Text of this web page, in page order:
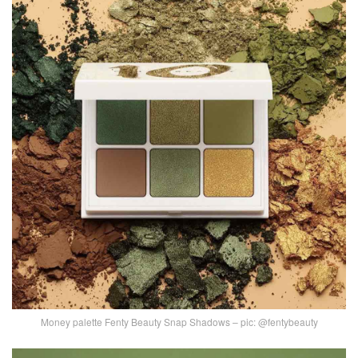
Money palette Fenty Beauty Snap Shadows – pic: @fentybeauty